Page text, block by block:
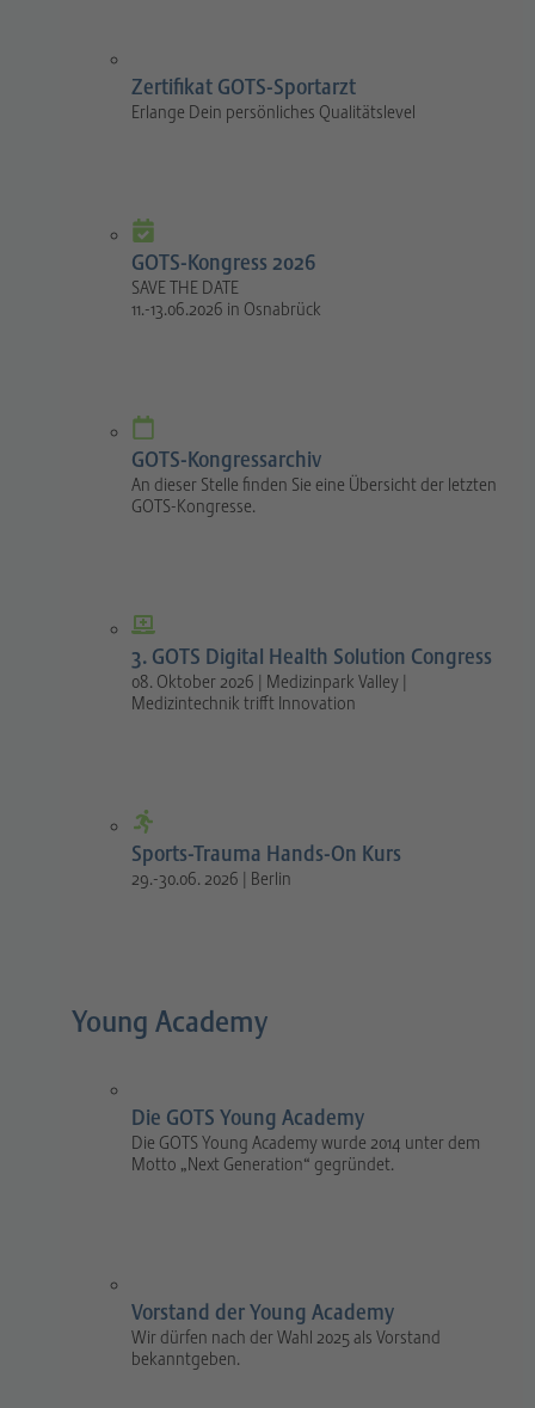
Zertifikat GOTS-Sportarzt
Erlange Dein persönliches Qualitätslevel
GOTS-Kongress 2026
SAVE THE DATE
11.-13.06.2026 in Osnabrück
GOTS-Kongressarchiv
An dieser Stelle finden Sie eine Übersicht der letzten
GOTS-Kongresse.
3. GOTS Digital Health Solution Congress
08. Oktober 2026 | Medizinpark Valley |
Medizintechnik trifft Innovation
Sports-Trauma Hands-On Kurs
29.-30.06. 2026 | Berlin
Young Academy
Die GOTS Young Academy
Die GOTS Young Academy wurde 2014 unter dem
Motto „Next Generation“ gegründet.
Vorstand der Young Academy
Wir dürfen nach der Wahl 2025 als Vorstand
bekanntgeben.